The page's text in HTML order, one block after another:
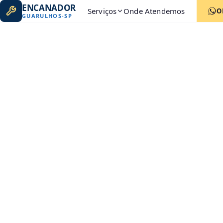
ENCANADOR
GUARULHOS-SP Serviços Onde Atendemos